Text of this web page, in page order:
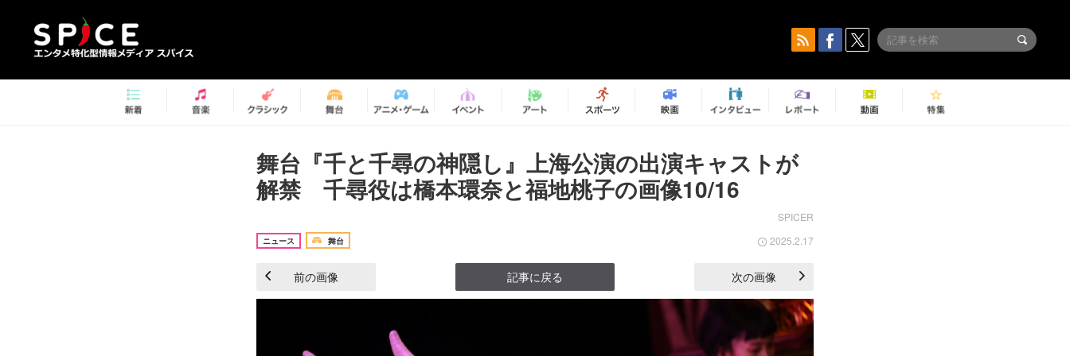
舞台『千と千尋の神隠し』上海公演の出演キャストが
解禁 千尋役は橋本環奈と福地桃子の画像10/16
SPICER
ニュース 舞台 2025.2.17
前の画像 記事に戻る 次の画像